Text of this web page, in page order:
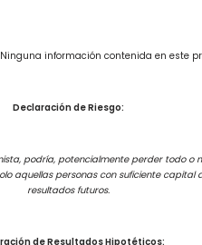
información contenida en este
Declaración de Riesgo:
podría, potencialmente perder todo
personas con suficiente
resultados futuros.
de Resultados Hipotéticos: